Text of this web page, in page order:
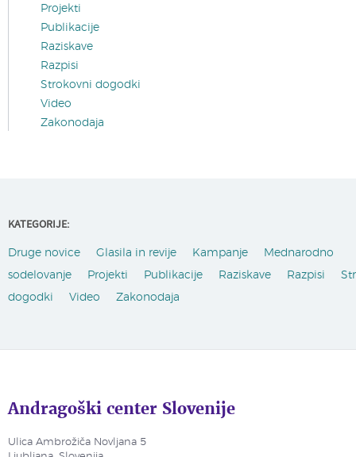
Projekti
Publikacije
Raziskave
Razpisi
Strokovni dogodki
Video
Zakonodaja
KATEGORIJE:
Druge novice Glasila in revije Kampanje
Mednarodno
sodelovanje
Projekti Publikacije Raziskave Razpisi
dogodki
Video Zakonodaja
Andragoški center Slovenije
Ulica Ambrožiča Novljana 5